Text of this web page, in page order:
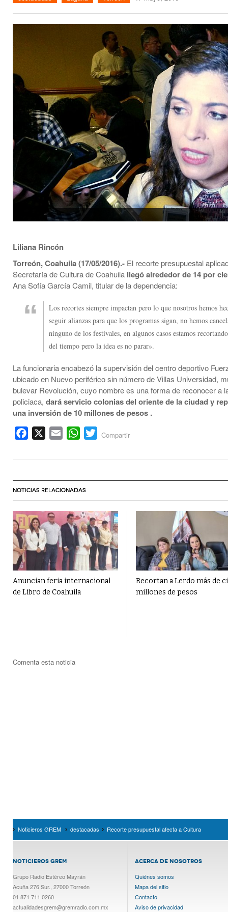
Liliana Rincón
Torreón, Coahuila (17/05/2016).- El recorte presupuestal
Secretaría de Cultura de Coahuila llegó alrededor de 14 por
Ana Sofía García Camil, titular de la dependencia:
Los recortes siempre impactan pero lo que nosotros hemos
seguir alianzas para que los programas sigan, no hemos
ninguno de los festivales, en algunos casos estamos
del tiempo pero la idea es no parar».
La funcionaria encabezó la supervisión del centro deportivo
ubicado en Nuevo periférico sin número de Villas Universidad,
bulevar Revolución, cuyo nombre es una forma de reconocer a
policiaca, dará servicio colonias del oriente de la ciudad y
una inversión de 10 millones de pesos .
Facebook Email WhatsApp
Twitter
Compartir
NOTICIAS RELACIONADAS
Anuncian feria internacional
de Libro de Coahuila
Recortan a Lerdo más de
millones de pesos
Comenta esta noticia
Noticieros GREM destacadas Recorte presupuestal afecta a Cultura
NOTICIEROS GREM
Grupo Radio Estéreo Mayrán
Acuña 276 Sur., 27000 Torreón
01 871 711 0260
actualidadesgrem@gremradio.com.mx
ACERCA DE NOSOTROS
Quiénes somos
Mapa del sitio
Contacto
Aviso de privacidad